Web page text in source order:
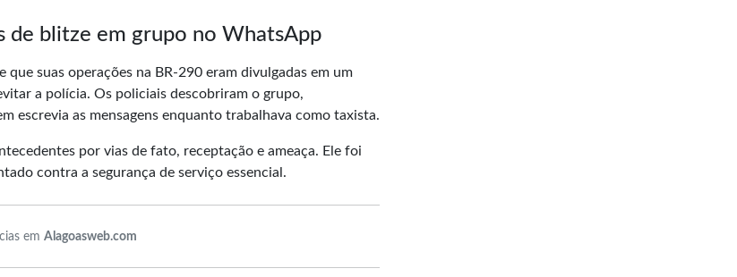
de blitze em grupo no WhatsApp
suas operações na BR-290 eram divulgadas em um
a polícia. Os policiais descobriram o grupo,
escrevia as mensagens enquanto trabalhava como taxista.
por vias de fato, receptação e ameaça. Ele foi
contra a segurança de serviço essencial.
em Alagoasweb.com